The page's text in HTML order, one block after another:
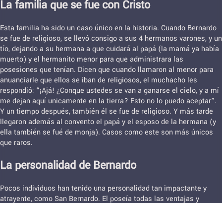
La familia que se fue con Cristo
Esta familia ha sido un caso único en la historia. Cuando Bernardo
se fue de religioso, se llevó consigo a sus 4 hermanos varones, y un
tío, dejando a su hermana a que cuidará al papá (la mamá ya había
muerto) y el hermanito menor para que administrara las
posesiones que tenían. Dicen que cuando llamaron al menor para
anuanciarle que ellos se iban de religiosos, el muchacho les
respondió: “¡Ajá! ¿Conque ustedes se van a ganarse el cielo, y a mí
me dejan aquí unicamente en la tierra? Esto no lo puedo aceptar”.
Y un tiempo después, también él se fue de religioso. Y más tarde
llegaron además al convento el papá y el esposo de la hermana (y
ella también se fué de monja). Casos como este son más únicos
que raros.
La personalidad de Bernardo
Pocos individuos han tenido una personalidad tan impactante y
atrayente, como San Bernardo. El poseía todas las ventajas y